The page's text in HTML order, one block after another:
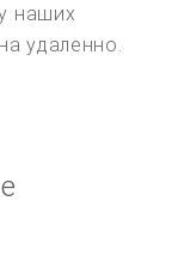
наших
удаленно.